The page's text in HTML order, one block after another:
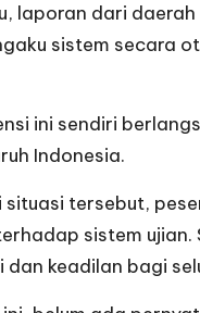
laporan dari
sistem secara
ini sendiri
Indonesia.
tersebut,
sistem
dan keadilan bagi